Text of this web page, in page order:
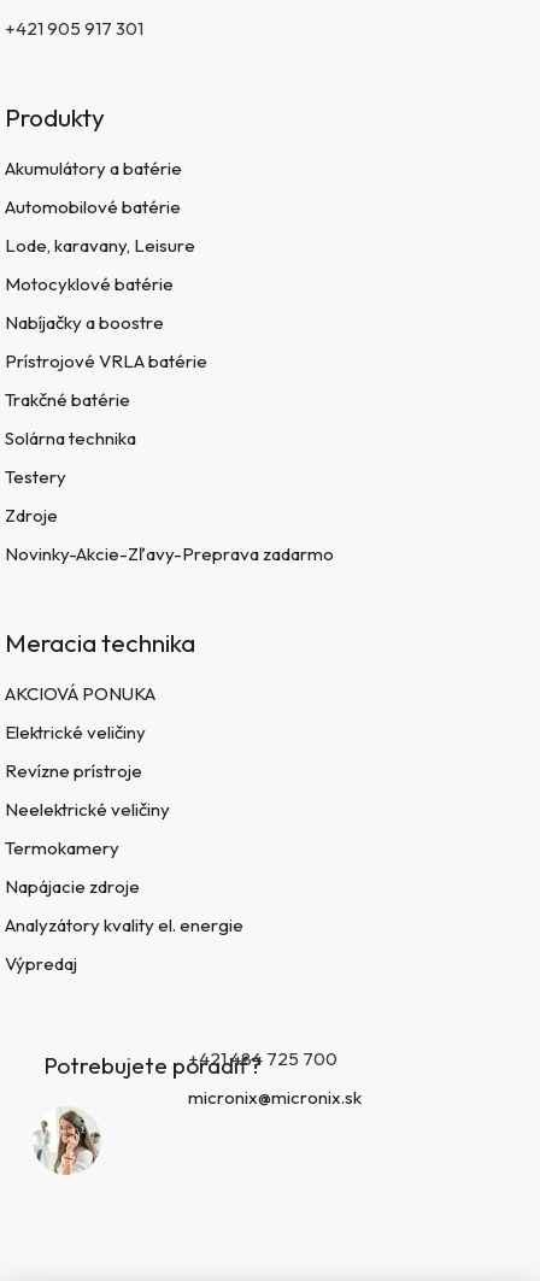
+421 905 917 301
Produkty
Akumulátory a batérie
Automobilové batérie
Lode, karavany, Leisure
Motocyklové batérie
Nabíjačky a boostre
Prístrojové VRLA batérie
Trakčné batérie
Solárna technika
Testery
Zdroje
Novinky-Akcie-Zľavy-Preprava zadarmo
Meracia technika
AKCIOVÁ PONUKA
Elektrické veličiny
Revízne prístroje
Neelektrické veličiny
Termokamery
Napájacie zdroje
Analyzátory kvality el. energie
Výpredaj
Potrebujete poradiť?+421 484 725 700
micronix@micronix.sk